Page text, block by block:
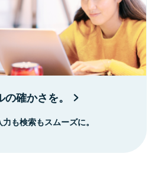
確かさを。
も検索もスムーズに。